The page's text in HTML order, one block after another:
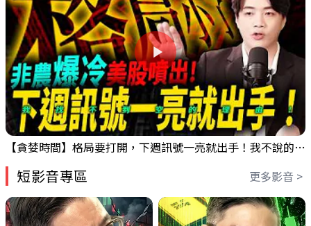
【貪婪時間】格局要打開，下週訊號一亮就出手！我不說的話還真一堆人不知道！｜錢進大趨勢 Mr.智霖 陳 2026/08/08
短影音專區 更多影音 >